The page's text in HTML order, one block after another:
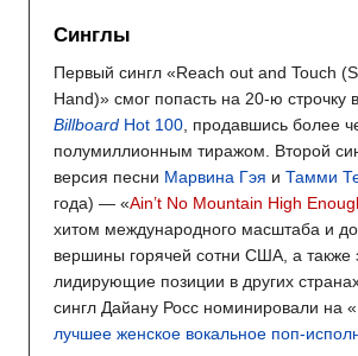
Синглы
Первый сингл «Reach оut аnd Touch
Hand)» смог попасть на 20-ю строчку
Billboard Hot 100 , продавшись более
полумиллионным тиражом. Второй
версия песни Марвина Гэя и Тамми
года) — «Ain’t No Mountain High
хитом международного масштаба и
вершины горячей сотни США, а также
лидирующие позиции в других
сингл Дайану Росс номинировали на «
лучшее женское вокальное поп-